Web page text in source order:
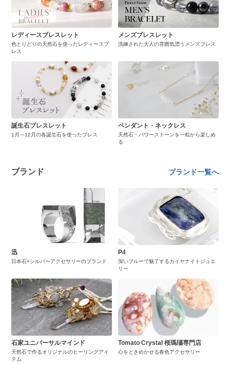
レディースブレスレット
色とりどりの天然石を使ったレディースブ
レス
メンズブレスレット
洗練された大人の雰囲気漂うメンズブレス
誕生石ブレスレット
1月～12月の各誕生石を使ったブレス
ペンダント・ネックレス
天然石・パワーストーンを一粒から楽しめ
る
ブランド ブランド一覧へ
迅
日本石×シルバーアクセサリーのブランド
P4
深いブルーで魅了するカイヤナイトジュエ
リー
石家ユニバーサルマインド
天然石で作るオリジナルのヒーリングアイ
テム
Tomato Crystal 桜瑪瑙専門店
心をときめかせる春色アクセサリー